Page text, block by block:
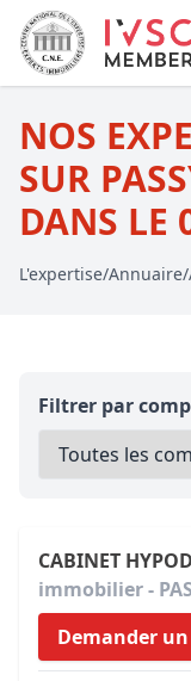
NOS
SUR
DANS LE
L'expertise/Annuaire/
Filtrer par
CABINET
immobilier -
Demander